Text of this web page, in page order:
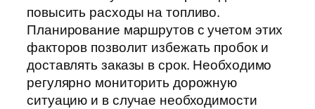
повысить расходы на топливо.
Планирование маршрутов с учетом этих
факторов позволит избежать пробок и
доставлять заказы в срок. Необходимо
регулярно мониторить дорожную
ситуацию и в случае необходимости